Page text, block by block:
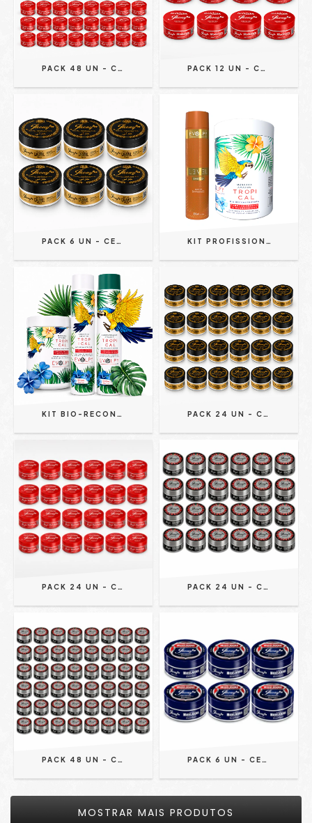
PACK 48 UN - CREME MODELADOR SUPREME - EFEITO TEIA 150G - JHONY BARBER PACK 12 UN - CREME MODELADOR SUPREME - EFEITO TEIA 150G - JHONY BARBER
PACK 6 UN - CERA MODELADORA GOLD CARAMEL WAX FIXAÇÃO ADAPTÁVEL 150G - JHONY BARBER KIT PROFISSIONAL | KERATINA E MÁSCARA BIO RECONSTRUTORA - EVOLPY LISS
KIT BIO-RECONSTRUÇÃO TROPICAL AMAZON - EVOLPY LISS | REDUZ FRIZZ, RECUPERA DANOS E DEVOLVE O BRILHO PACK 24 UN - CERA MODELADORA GOLD CARAMEL WAX FIXAÇÃO ADAPTÁVEL 150G - JHONY BARBER
PACK 24 UN - CREME MODELADOR SUPREME - EFEITO TEIA 150G - JHONY BARBER PACK 24 UN - CERA MODELADORA NEON CASSINO ROYALE EFEITO MOLHADO 150G - JHONY BARBER
PACK 48 UN - CERA MODELADORA NEON CASSINO ROYALE EFEITO MOLHADO 150G - JHONY BARBER PACK 6 UN - CERA MODELADORA STREET SPORT EFEITO NATURAL 150G - JHONY BARBER
MOSTRAR MAIS PRODUTOS